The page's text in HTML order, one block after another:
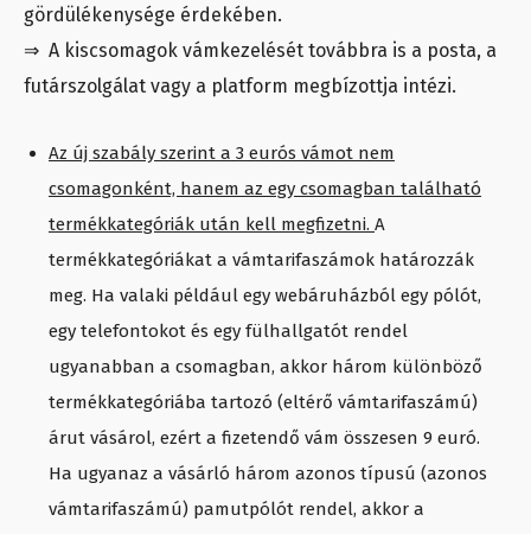
gördülékenysége érdekében.
⇒ A kiscsomagok vámkezelését továbbra is a posta, a
futárszolgálat vagy a platform megbízottja intézi.
Az új szabály szerint a 3 eurós vámot nem
csomagonként, hanem az egy csomagban található
termékkategóriák után kell megfizetni. A
termékkategóriákat a vámtarifaszámok határozzák
meg. Ha valaki például egy webáruházból egy pólót,
egy telefontokot és egy fülhallgatót rendel
ugyanabban a csomagban, akkor három különböző
termékkategóriába tartozó (eltérő vámtarifaszámú)
árut vásárol, ezért a fizetendő vám összesen 9 euró.
Ha ugyanaz a vásárló három azonos típusú (azonos
vámtarifaszámú) pamutpólót rendel, akkor a